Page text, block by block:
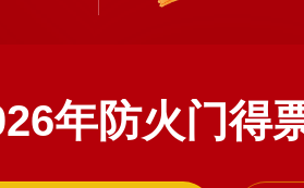
年防火门得